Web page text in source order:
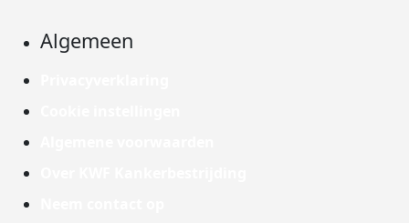
Algemeen